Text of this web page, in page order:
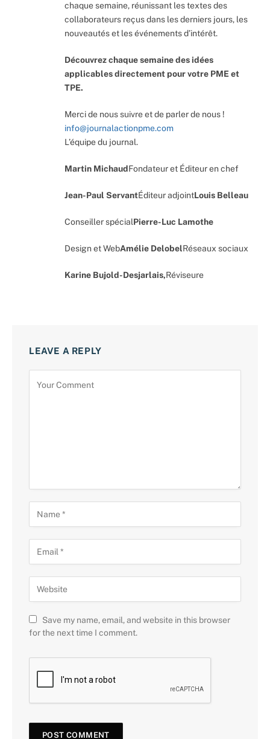
chaque semaine, réunissant les textes des
collaborateurs reçus dans les derniers jours, les
nouveautés et les événements d’intérêt.
Découvrez chaque semaine des idées
applicables directement pour votre PME et
TPE.
Merci de nous suivre et de parler de nous !
info@journalactionpme.com
L’équipe du journal.
Martin MichaudFondateur et Éditeur en chef
Jean-Paul ServantÉditeur adjointLouis Belleau
Conseiller spécialPierre-Luc Lamothe
Design et WebAmélie DelobelRéseaux sociaux
Karine Bujold-Desjarlais,Réviseure
LEAVE A REPLY
Save my name, email, and website in this browser
for the next time I comment.